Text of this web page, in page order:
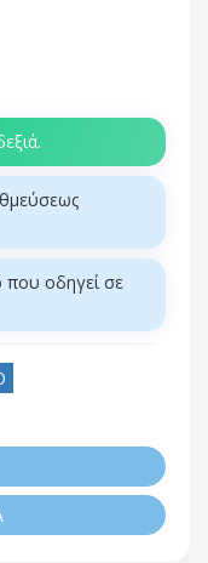
που οδηγεί σε